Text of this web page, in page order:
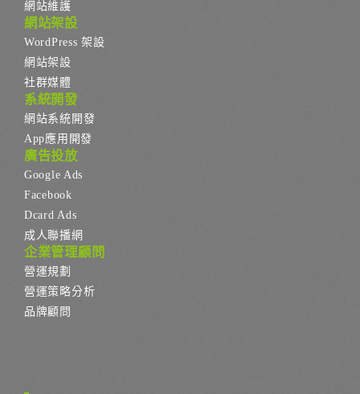
網站維護
網站架設
WordPress 架設
網站架設
社群媒體
系統開發
網站系統開發
App應用開發
廣告投放
Google Ads
Facebook
Dcard Ads
成人聯播網
企業管理顧問
營運規劃
營運策略分析
品牌顧問